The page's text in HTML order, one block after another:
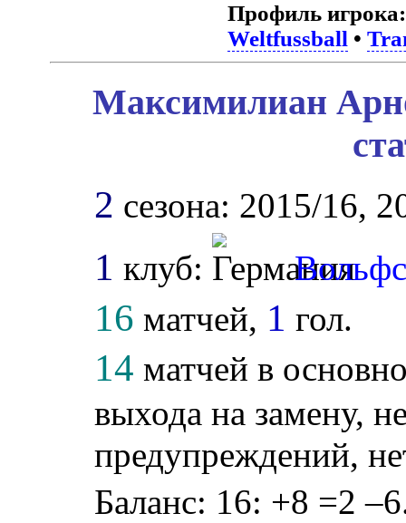
Профиль игрока:
Weltfussball •
Максимилиан
2 сезона: 2015/16,
1 клуб:
16 матчей, 1 гол.
14 матчей в
выхода на замену,
предупреждений,
Баланс: 16: +8 =2